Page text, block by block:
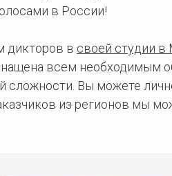
в России!
дикторов в своей студии в
всем необходимым
сложности. Вы можете
из регионов мы